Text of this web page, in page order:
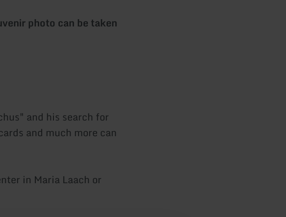
photo can be taken
and his search for
and much more can
in Maria Laach or